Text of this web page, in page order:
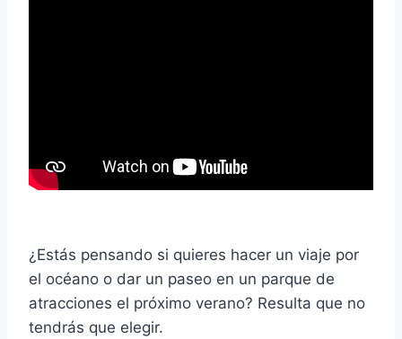
¿Estás pensando si quieres hacer un viaje por
el océano o dar un paseo en un parque de
atracciones el próximo verano? Resulta que no
tendrás que elegir.